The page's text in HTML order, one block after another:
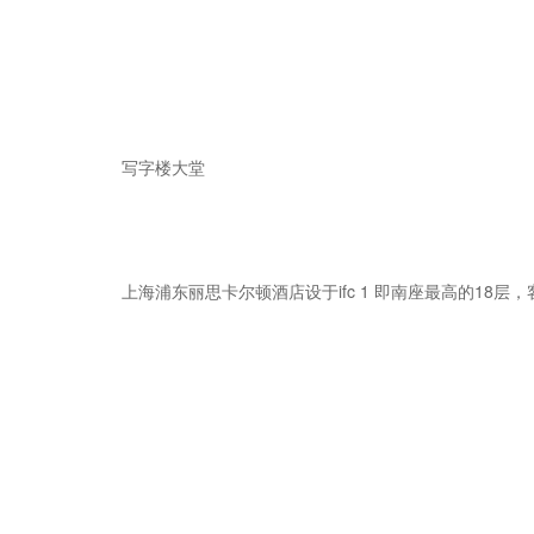
写字楼大堂
上海浦东丽思卡尔顿酒店设于ifc 1 即南座最高的18层，